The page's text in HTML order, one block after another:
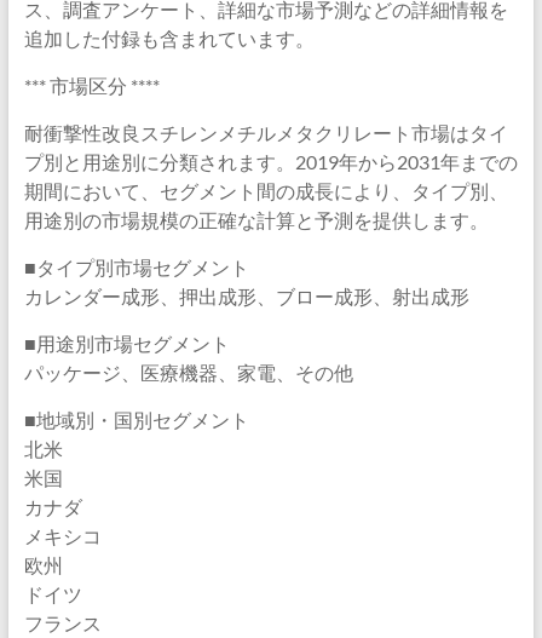
ス、調査アンケート、詳細な市場予測などの詳細情報を
追加した付録も含まれています。
*** 市場区分 ****
耐衝撃性改良スチレンメチルメタクリレート市場はタイ
プ別と用途別に分類されます。2019年から2031年までの
期間において、セグメント間の成長により、タイプ別、
用途別の市場規模の正確な計算と予測を提供します。
■タイプ別市場セグメント
カレンダー成形、押出成形、ブロー成形、射出成形
■用途別市場セグメント
パッケージ、医療機器、家電、その他
■地域別・国別セグメント
北米
米国
カナダ
メキシコ
欧州
ドイツ
フランス